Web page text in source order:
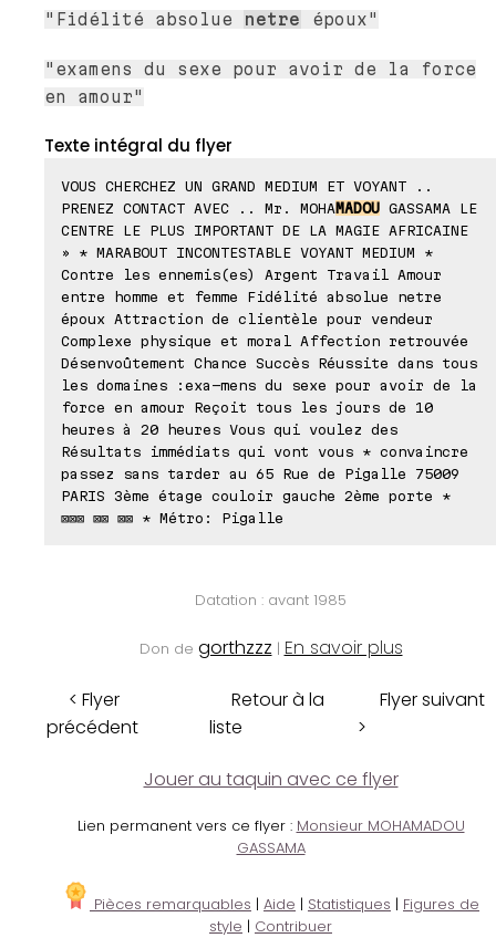
"Fidélité absolue netre époux"
"examens du sexe pour avoir de la force
en amour"
Texte intégral du flyer
VOUS CHERCHEZ UN GRAND MEDIUM ET VOYANT ..
PRENEZ CONTACT AVEC .. Mr. MOHA MADOU GASSAMA LE
CENTRE LE PLUS IMPORTANT DE LA MAGIE AFRICAINE
» * MARABOUT INCONTESTABLE VOYANT MEDIUM *
Contre les ennemis(es) Argent Travail Amour
entre homme et femme Fidélité absolue netre
époux Attraction de clientèle pour vendeur
Complexe physique et moral Affection retrouvée
Désenvoûtement Chance Succès Réussite dans tous
les domaines :exa-mens du sexe pour avoir de la
force en amour Reçoit tous les jours de 10
heures à 20 heures Vous qui voulez des
Résultats immédiats qui vont vous * convaincre
passez sans tarder au 65 Rue de Pigalle 75009
PARIS 3ème étage couloir gauche 2ème porte *
⊠⊠⊠ ⊠⊠ ⊠⊠ * Métro: Pigalle
Datation : avant 1985
Don de gorthzzz | En savoir plus
< Flyer
précédent
Retour à la
liste
Flyer suivant
>
Jouer au taquin avec ce flyer
Lien permanent vers ce flyer : Monsieur MOHAMADOU
GASSAMA
Pièces remarquables | Aide | Statistiques | Figures de
style | Contribuer